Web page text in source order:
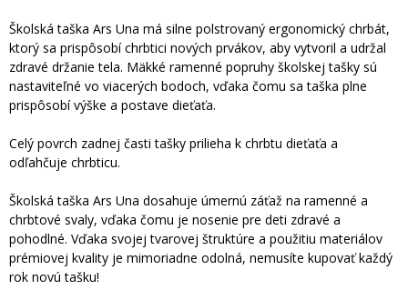
Školská taška Ars Una má silne polstrovaný ergonomický chrbát,
ktorý sa prispôsobí chrbtici nových prvákov, aby vytvoril a udržal
zdravé držanie tela. Mäkké ramenné popruhy školskej tašky sú
nastaviteľné vo viacerých bodoch, vďaka čomu sa taška plne
prispôsobí výške a postave dieťaťa.
Celý povrch zadnej časti tašky prilieha k chrbtu dieťaťa a
odľahčuje chrbticu.
Školská taška Ars Una dosahuje úmernú záťaž na ramenné a
chrbtové svaly, vďaka čomu je nosenie pre deti zdravé a
pohodlné. Vďaka svojej tvarovej štruktúre a použitiu materiálov
prémiovej kvality je mimoriadne odolná, nemusíte kupovať každý
rok novú tašku!